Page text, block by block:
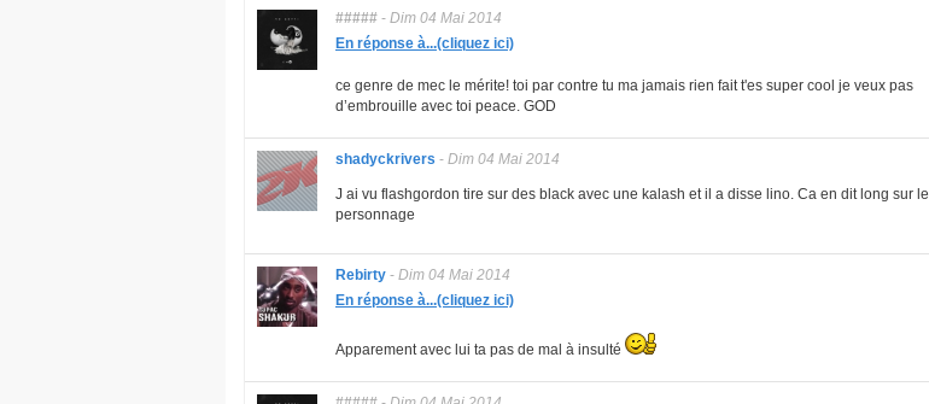
##### - Dim 04 Mai 2014
En réponse à...(cliquez ici)
ce genre de mec le mérite! toi par contre tu ma jamais rien fait t'es super cool je veux pas
d’embrouille avec toi peace. GOD
shadyckrivers - Dim 04 Mai 2014
J ai vu flashgordon tire sur des black avec une kalash et il a disse lino. Ca en dit long sur le
personnage
Rebirty - Dim 04 Mai 2014
En réponse à...(cliquez ici)
Apparement avec lui ta pas de mal à insulté